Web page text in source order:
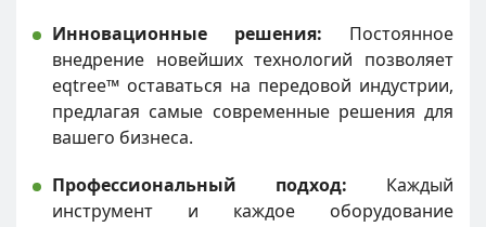
Инновационные решения: Постоянное
внедрение новейших технологий позволяет
eqtree™ оставаться на передовой индустрии,
предлагая самые современные решения для
вашего бизнеса.
Профессиональный подход: Каждый
инструмент и каждое оборудование